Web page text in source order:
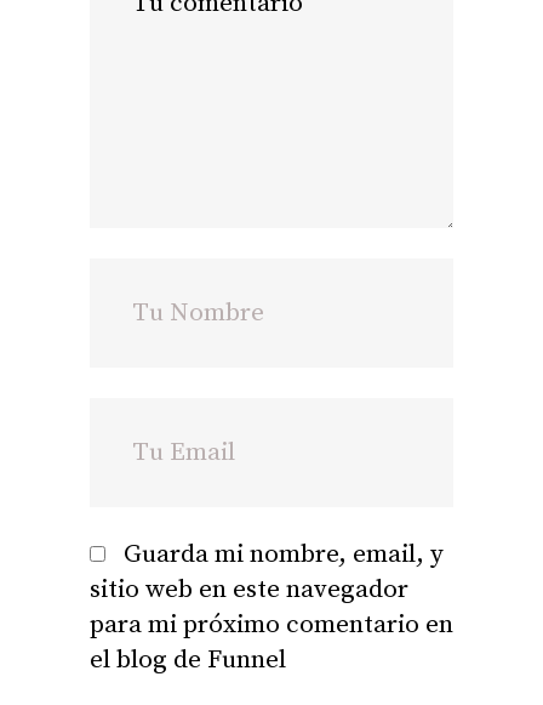
Guarda mi nombre, email, y
sitio web en este navegador
para mi próximo comentario en
el blog de Funnel